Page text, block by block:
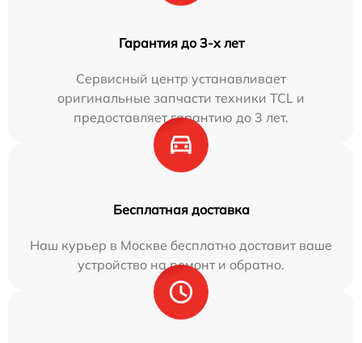
Гарантия до 3-х лет
Сервисный центр устанавливает
оригинальные запчасти техники TCL и
предоставляет гарантию до 3 лет.
Бесплатная доставка
Наш курьер в Москве бесплатно доставит ваше
устройство на ремонт и обратно.